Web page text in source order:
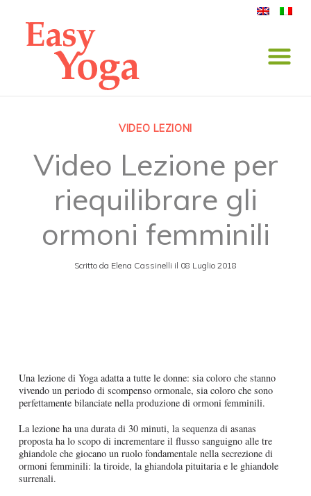
VIDEO LEZIONI
Video Lezione per
riequilibrare gli
ormoni femminili
Scritto da Elena Cassinelli il 08 Luglio 2018
Una lezione di Yoga adatta a tutte le donne: sia coloro che stanno
vivendo un periodo di scompenso ormonale, sia coloro che sono
perfettamente bilanciate nella produzione di ormoni femminili.
La lezione ha una durata di 30 minuti, la sequenza di asanas
proposta ha lo scopo di incrementare il flusso sanguigno alle tre
ghiandole che giocano un ruolo fondamentale nella secrezione di
ormoni femminili: la tiroide, la ghiandola pituitaria e le ghiandole
surrenali.